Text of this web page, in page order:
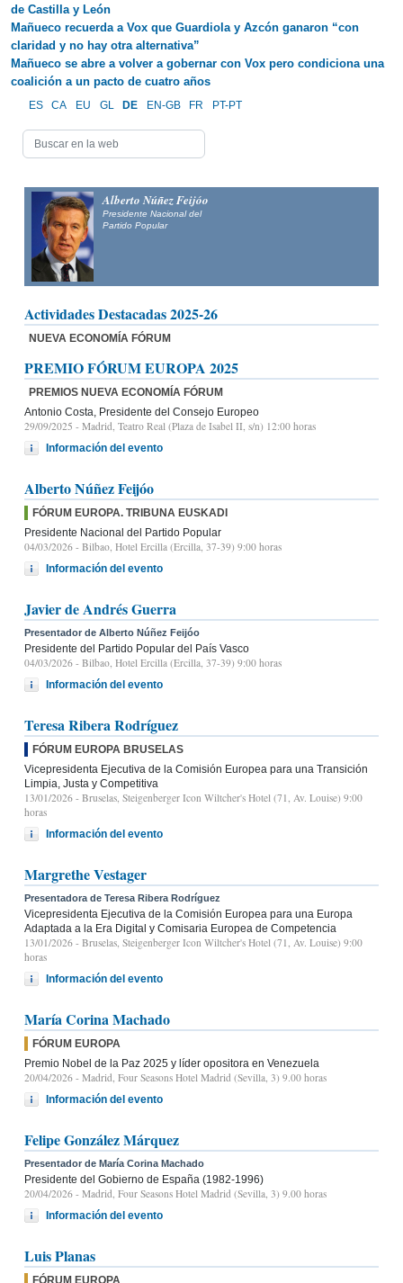
de Castilla y León
Mañueco recuerda a Vox que Guardiola y Azcón ganaron “con
claridad y no hay otra alternativa”
Mañueco se abre a volver a gobernar con Vox pero condiciona una
coalición a un pacto de cuatro años
ES CA EU GL DE EN-GB FR PT-PT
Alberto Núñez Feijóo
Presidente Nacional del
Partido Popular
Actividades Destacadas 2025-26
NUEVA ECONOMÍA FÓRUM
PREMIO FÓRUM EUROPA 2025
PREMIOS NUEVA ECONOMÍA FÓRUM
Antonio Costa, Presidente del Consejo Europeo
29/09/2025 - Madrid, Teatro Real (Plaza de Isabel II, s/n) 12:00 horas
Información del evento
Alberto Núñez Feijóo
FÓRUM EUROPA. TRIBUNA EUSKADI
Presidente Nacional del Partido Popular
04/03/2026 - Bilbao, Hotel Ercilla (Ercilla, 37-39) 9:00 horas
Información del evento
Javier de Andrés Guerra
Presentador de Alberto Núñez Feijóo
Presidente del Partido Popular del País Vasco
04/03/2026 - Bilbao, Hotel Ercilla (Ercilla, 37-39) 9:00 horas
Información del evento
Teresa Ribera Rodríguez
FÓRUM EUROPA BRUSELAS
Vicepresidenta Ejecutiva de la Comisión Europea para una Transición
Limpia, Justa y Competitiva
13/01/2026 - Bruselas, Steigenberger Icon Wiltcher's Hotel (71, Av. Louise) 9:00
horas
Información del evento
Margrethe Vestager
Presentadora de Teresa Ribera Rodríguez
Vicepresidenta Ejecutiva de la Comisión Europea para una Europa
Adaptada a la Era Digital y Comisaria Europea de Competencia
13/01/2026 - Bruselas, Steigenberger Icon Wiltcher's Hotel (71, Av. Louise) 9:00
horas
Información del evento
María Corina Machado
FÓRUM EUROPA
Premio Nobel de la Paz 2025 y líder opositora en Venezuela
20/04/2026 - Madrid, Four Seasons Hotel Madrid (Sevilla, 3) 9.00 horas
Información del evento
Felipe González Márquez
Presentador de María Corina Machado
Presidente del Gobierno de España (1982-1996)
20/04/2026 - Madrid, Four Seasons Hotel Madrid (Sevilla, 3) 9.00 horas
Información del evento
Luis Planas
FÓRUM EUROPA